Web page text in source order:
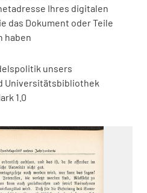
Ihres digitalen
das Dokument oder Teile
haben
unsers
Universitätsbibliothek
1.0